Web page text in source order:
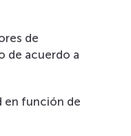
de
de acuerdo a
en función de